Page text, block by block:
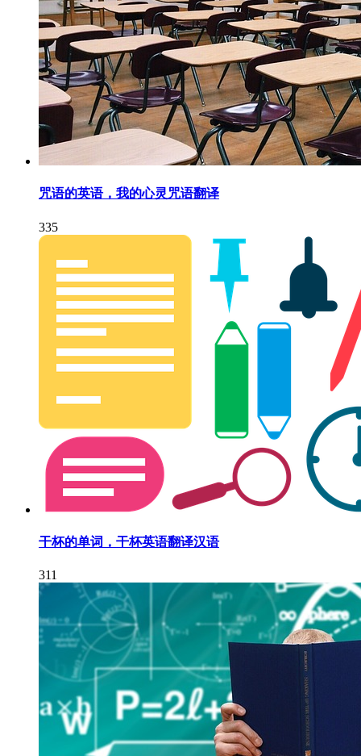
咒语的英语，我的心灵咒语翻译
335
干杯的单词，干杯英语翻译汉语
311